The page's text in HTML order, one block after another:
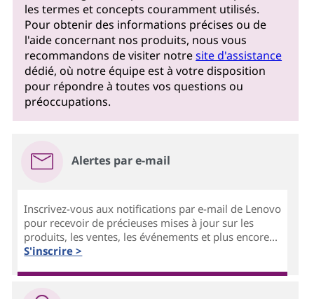
les termes et concepts couramment utilisés.
Pour obtenir des informations précises ou de
l'aide concernant nos produits, nous vous
recommandons de visiter notresite d'assistance
dédié, où notre équipe est à votre disposition
pour répondre à toutes vos questions ou
préoccupations.
Alertes par e-mail
Inscrivez-vous aux notifications par e-mail de Lenovo
pour recevoir de précieuses mises à jour sur les
produits, les ventes, les événements et plus encore...
S'inscrire >